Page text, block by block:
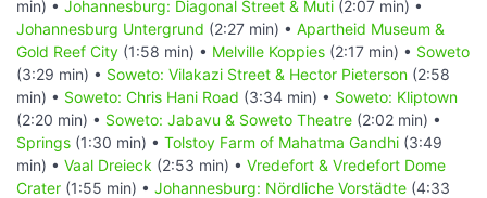
min) • Johannesburg: Diagonal Street & Muti (2:07 min) •
Johannesburg Untergrund (2:27 min) • Apartheid Museum &
Gold Reef City (1:58 min) • Melville Koppies (2:17 min) • Soweto
(3:29 min) • Soweto: Vilakazi Street & Hector Pieterson (2:58
min) • Soweto: Chris Hani Road (3:34 min) • Soweto: Kliptown
(2:20 min) • Soweto: Jabavu & Soweto Theatre (2:02 min) •
Springs (1:30 min) • Tolstoy Farm of Mahatma Gandhi (3:49
min) • Vaal Dreieck (2:53 min) • Vredefort & Vredefort Dome
Crater (1:55 min) • Johannesburg: Nördliche Vorstädte (4:33